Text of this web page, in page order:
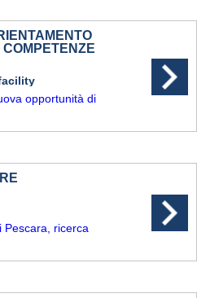
opportunità di
Pescara, ricerca